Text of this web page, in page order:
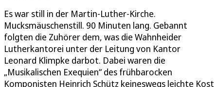
Es war still in der Martin-Luther-Kirche.
Mucksmäuschenstill. 90 Minuten lang. Gebannt
folgten die Zuhörer dem, was die Wahnheider
Lutherkantorei unter der Leitung von Kantor
Leonard Klimpke darbot. Dabei waren die
„Musikalischen Exequien“ des frühbarocken
Komponisten Heinrich Schütz keineswegs leichte Kost